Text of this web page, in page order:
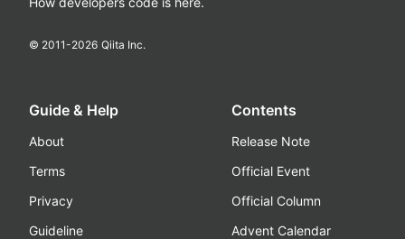
© 2011-2026 Qiita Inc.
Guide & Help
About
Terms
Privacy
Guideline
Contents
Release Note
Official Event
Official Column
Advent Calendar